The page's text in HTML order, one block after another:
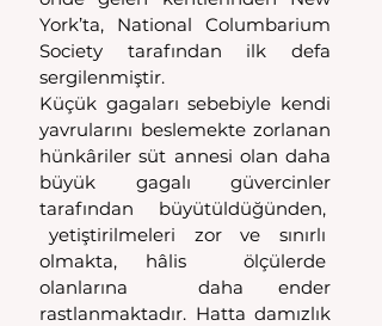
York’ta, National Columbarium
Society tarafından ilk defa
sergilenmiştir.
Küçük gagaları sebebiyle kendi
yavrularını beslemekte zorlanan
hünkâriler süt annesi olan daha
büyük gagalı güvercinler
tarafından büyütüldüğünden,
yetiştirilmeleri  zor  ve  sınırlı
olmakta, hâlis  ölçülerde
olanlarına  daha ender
rastlanmaktadır. Hatta damızlık